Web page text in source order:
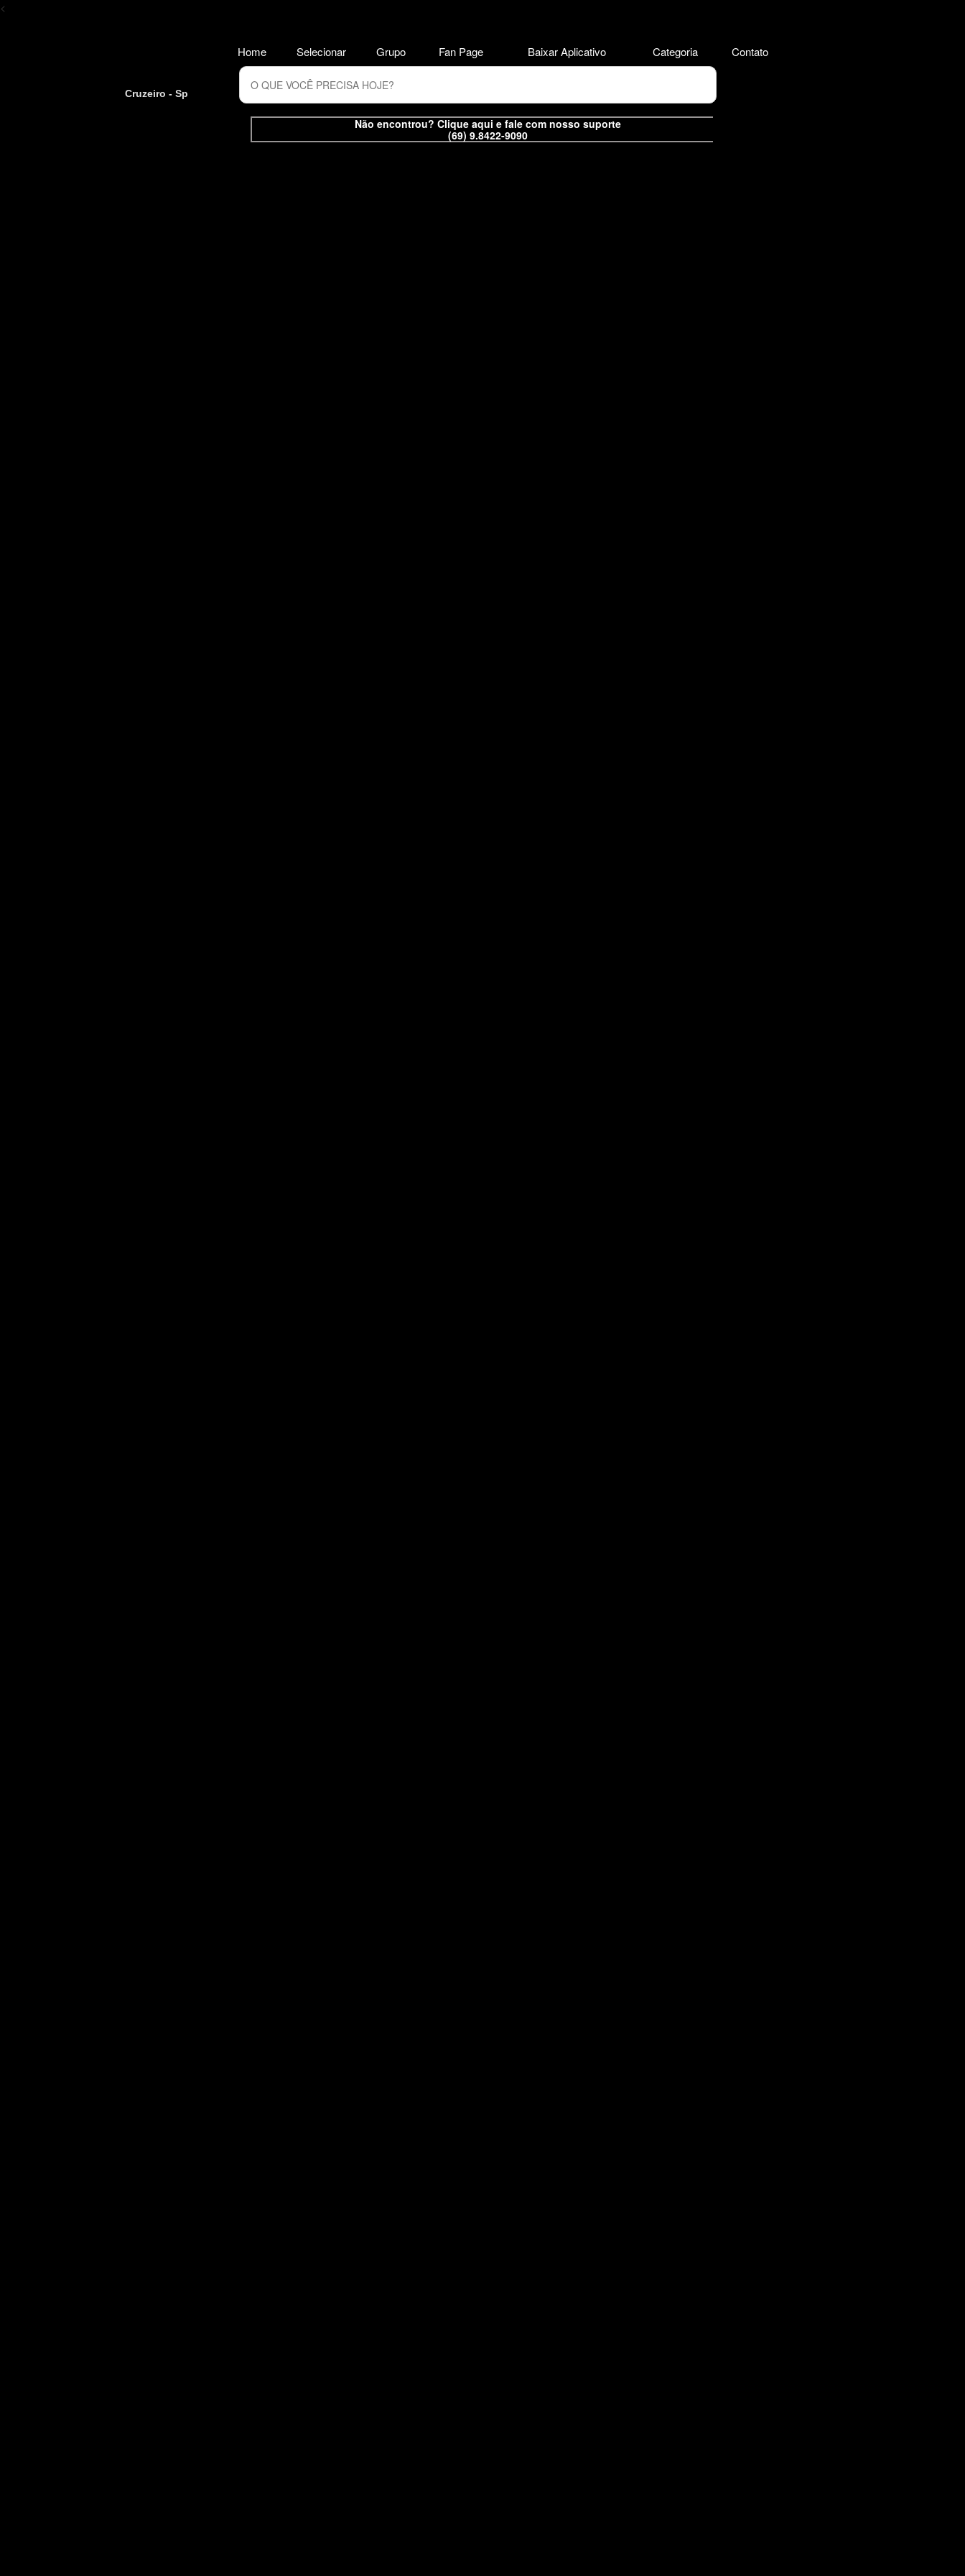
<
Cruzeiro - Sp
Não encontrou? Clique aqui e fale com nosso suporte
(69) 9.8422-9090
Home Selecionar Grupo Fan Page Baixar Aplicativo Categoria Contato